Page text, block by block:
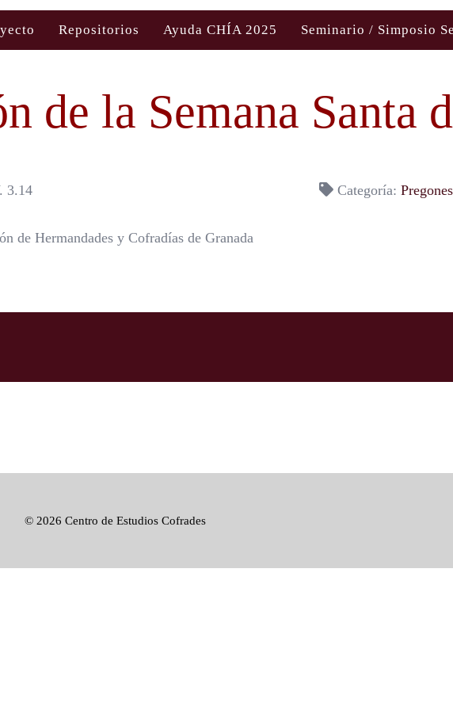
Repositorios Ayuda CHÍA 2025 Seminario / Simposio
de la Semana Santa
3.14
de Hermandades y Cofradías de Granada
Categoría:
© 2026 Centro de Estudios Cofrades